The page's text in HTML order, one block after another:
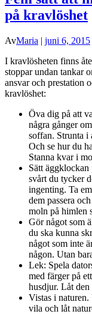
på kravlöshet
AvMaria | juni 6, 2015
I kravlösheten finns
stoppar undan tankar
ansvar och prestation
kravlöshet:
Öva dig på att
några gånger
soffan. Strunta i
Och se hur du
Stanna kvar i
Sätt
svårt du tycker
ingenting. Ta
dem passera
moln på himlen
Gör något som
du ska kunna
något som inte
någon. Utan
Lek: Spela
med färger på
husdjur. Låt den
Vistas i
vila och låt